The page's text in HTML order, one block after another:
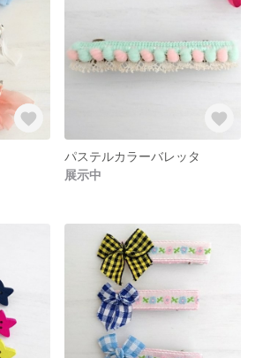
パステルカラーバレッタ
展示中